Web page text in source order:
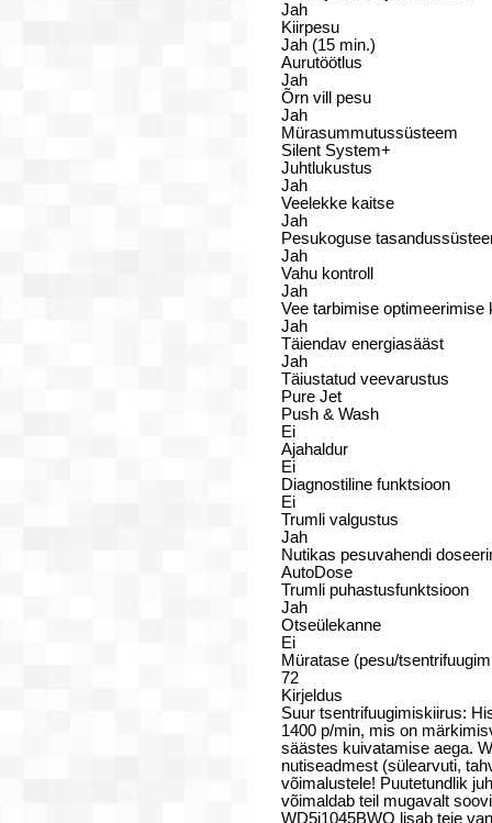
Jah
Kiirpesu
Jah (15 min.)
Aurutöötlus
Jah
Õrn vill pesu
Jah
Mürasummutussüsteem
Silent System+
Juhtlukustus
Jah
Veelekke kaitse
Jah
Pesukoguse
Jah
Vahu kontroll
Jah
Vee tarbimise optimeerimise
Jah
Täiendav energiasääst
Jah
Täiustatud veevarustus
Pure Jet
Push & Wash
Ei
Ajahaldur
Ei
Diagnostiline funktsioon
Ei
Trumli valgustus
Jah
Nutikas pesuvahendi
AutoDose
Trumli puhastusfunktsioon
Jah
Otseülekanne
Ei
Müratase (pesu/
72
Kirjeldus
Suur tsentrifuugimiskiirus:
1400 p/min, mis on
säästes kuivatamise aega.
nutiseadmest (sülearvuti,
võimalustele! Puutetundlik
võimaldab teil mugavalt
WD5i1045BWQ lisab teie